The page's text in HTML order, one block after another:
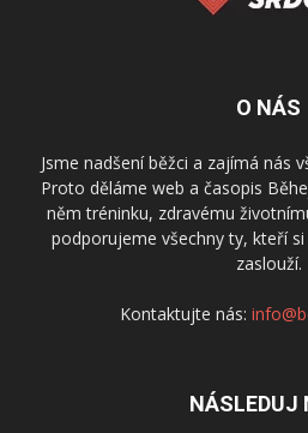
O NÁS
Jsme nadšení běžci a zajímá nás
Proto děláme web a časopis
něm tréninku, zdravému
podporujeme všechny ty, kteří
zaslouží.
Kontaktujte nás:
NÁSLEDUJ